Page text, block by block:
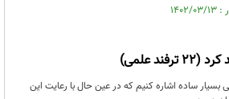
علمی)
بسیار ساده اشاره کنیم که در عین حال با رعایت این